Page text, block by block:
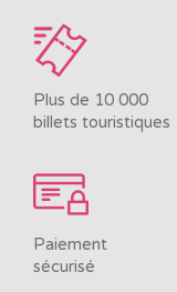
Plus de 10 000
billets touristiques
Paiement
sécurisé